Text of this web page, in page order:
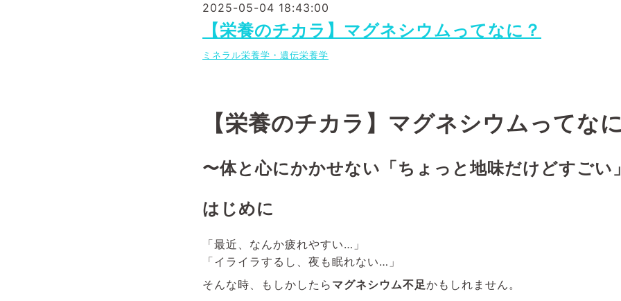
2025-05-04 18:43:00
【栄養のチカラ】マグネシウムってなに？
ミネラル栄養学・遺伝栄養学
【栄養のチカラ】マグネシウムってな
〜体と心にかかせない「ちょっと地味だけどすごい
はじめに
「最近、なんか疲れやすい…」
「イライラするし、夜も眠れない…」
そんな時、もしかしたら マグネシウム不足かもしれません。